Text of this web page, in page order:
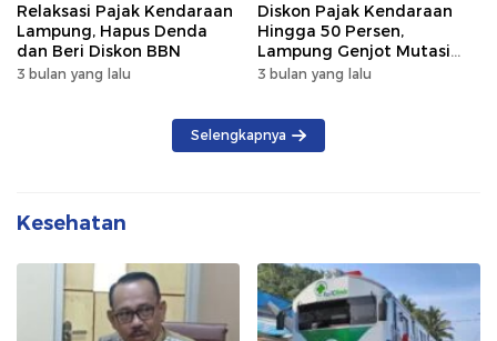
Relaksasi Pajak Kendaraan
Lampung, Hapus Denda
dan Beri Diskon BBN
3 bulan yang lalu
Diskon Pajak Kendaraan
Hingga 50 Persen,
Lampung Genjot Mutasi
Kendaraan Luar Daerah
3 bulan yang lalu
Selengkapnya
Kesehatan